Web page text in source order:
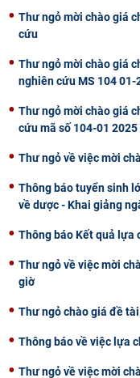
Thư ngỏ mời chào giá
cứu
Thư ngỏ mời chào giá
nghiên cứu MS 104 01-
Thư ngỏ mời chào giá
cứu mã số 104-01 2025
Thư ngỏ về việc mời
Thông báo tuyển sinh
về dược - Khai giảng
Thông báo Kết quả lựa
Thư ngỏ về việc mời
giờ
Thư ngỏ chào giá đề
Thông báo về việc lựa
Thư ngỏ về việc mời